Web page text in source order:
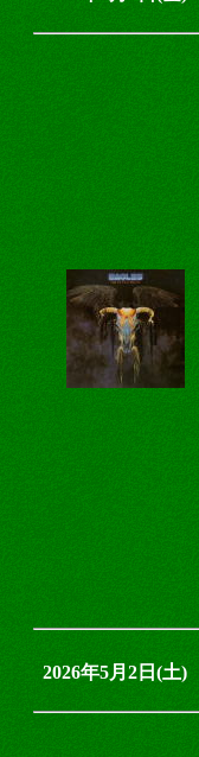
2026年5月2日(土